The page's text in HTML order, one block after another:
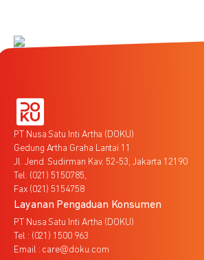
PT Nusa Satu Inti Artha (DOKU)
Gedung Artha Graha Lantai 11
Jl. Jend. Sudirman Kav. 52-53, Jakarta 12190
Tel. (021) 5150785,
Fax (021) 5154758
Layanan Pengaduan Konsumen
PT Nusa Satu Inti Artha (DOKU)
Tel : (021) 1500 963
Email : care@doku.com